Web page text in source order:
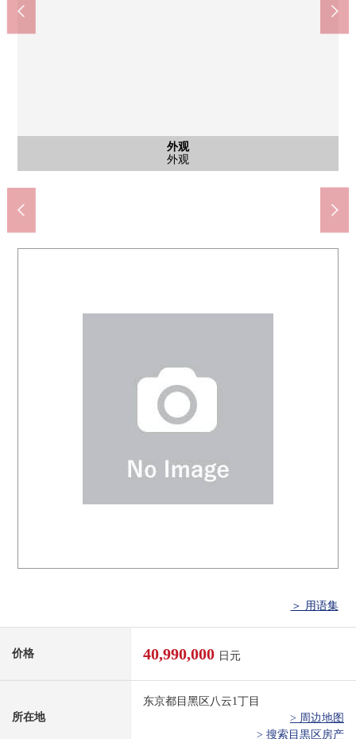
外观
外观
客厅
客厅
客厅
客厅
客厅
客厅
厨房
厨房
厨房
洗碗机
厨房
厨房
收纳
厨房旁边收纳
客厅
客厅
洗脸
洗脸
公共汽车
公共汽车
厕所
厕所
西式房间
西式房间
西式房间
西式房间
西式房间
西式房间
收纳
收纳
收纳
工作空间
收纳
步入式衣帽间
收纳
步入式衣帽间
收纳
步入式衣帽间
客厅
客厅
客厅
客厅
客厅
客厅
客厅
客厅
客厅
客厅
门口
门口
收纳
门口周围收纳
收纳
走廊收纳
风景
风景
入口
入口
肉花正超市PLUS都立大店(约150m)
中根公园(约680m)
步行9分钟。
＞ 用语集
价格 40,990,000 日元
所在地
东京都目黑区八云1丁目
> 周边地图
> 搜索目黒区房产